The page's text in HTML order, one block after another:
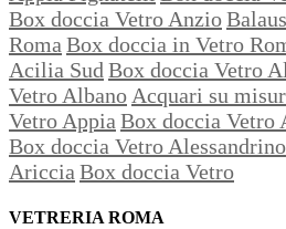
Box doccia Vetro Anzio
Roma Box doccia in Vetro
Acilia Sud Box doccia Vetro
Vetro Albano Acquari su
Vetro Appia Box doccia Vetro
Box doccia Vetro Alessandrino
Ariccia Box doccia Vetro
VETRERIA ROMA